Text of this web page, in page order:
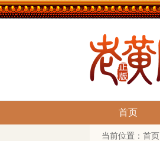
首页
当前位置： 首页